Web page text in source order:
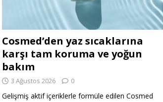
Cosmed’den yaz sıcaklarına
karşı tam koruma ve yoğun
bakım
3 Ağustos 2026 0
Gelişmiş aktif içeriklerle formüle edilen Cosmed